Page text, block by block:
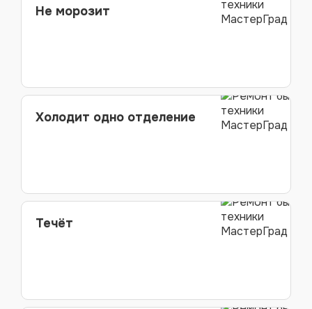
Не морозит
Холодит одно отделение
Течёт